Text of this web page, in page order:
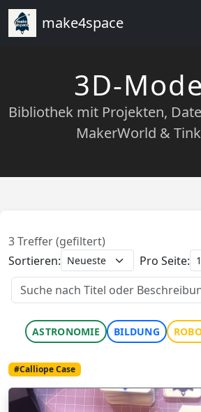
make4space
3D-
Bibliothek mit Projekten,
MakerWorld &
3 Treffer (gefiltert)
Sortieren:
Pro Seite:
ASTRONOMIE BILDUNG
#Calliope Case